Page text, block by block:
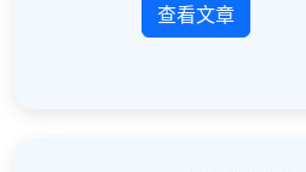
查看文章